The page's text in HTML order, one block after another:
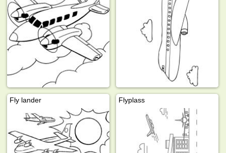
Fly lander Flyplass